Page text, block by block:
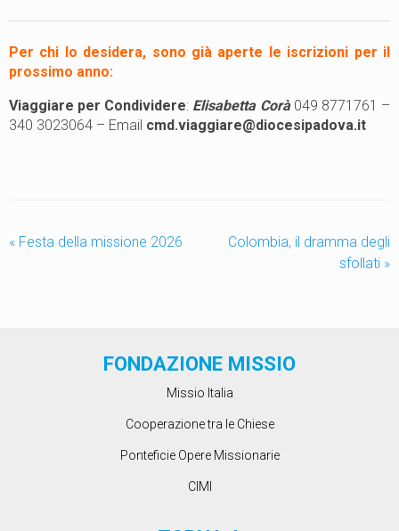
Per chi lo desidera, sono già aperte le iscrizioni per il
prossimo anno:
Viaggiare per Condividere: Elisabetta Corà049 8771761 –
340 3023064 – Email cmd.viaggiare@diocesipadova.it
« Festa della missione 2026
Colombia, il dramma degli
sfollati »
FONDAZIONE MISSIO
Missio Italia
Cooperazione tra le Chiese
Ponteficie Opere Missionarie
CIMI